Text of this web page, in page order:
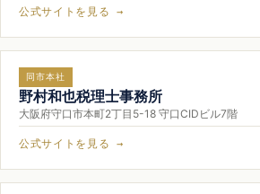
公式サイトを見る →
同市本社
野村和也税理士事務所
大阪府守口市本町2丁目5-18 守口CIDビル7階
公式サイトを見る →